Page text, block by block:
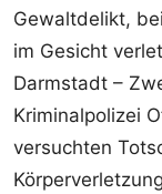
Gewaltdelikt,
im Gesicht
Darmstadt –
Kriminalpolizei
versuchten